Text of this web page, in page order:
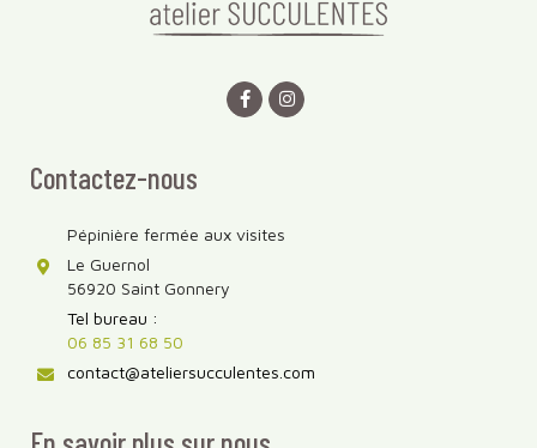
Contactez-nous
Pépinière fermée aux visites
Le Guernol
56920 Saint Gonnery
Tel bureau :
06 85 31 68 50
contact@ateliersucculentes.com